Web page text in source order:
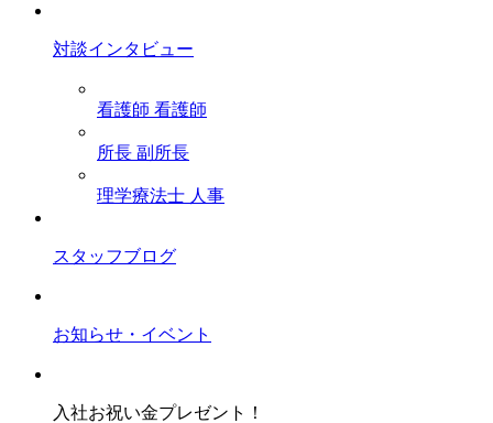
対談インタビュー
看護師 看護師
所長 副所長
理学療法士 人事
スタッフブログ
お知らせ・イベント
入社お祝い金プレゼント！